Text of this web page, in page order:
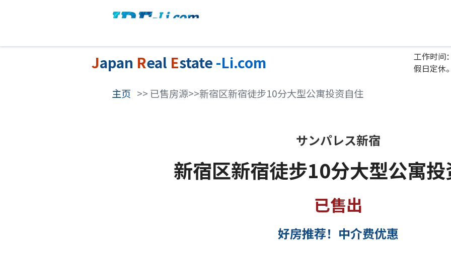
Japan Real Estate -Li.com
工作时间
假日定休
主页 >> 已售房源>>新宿区新宿徒步10分大型公寓投资自住
サンパレス新宿
新宿区新宿徒步10分大型公寓
已售出
好房推荐！中介费优惠